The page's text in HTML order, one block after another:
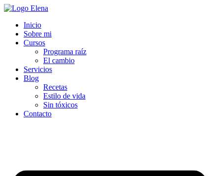
Inicio
Sobre mi
Cursos
Programa raíz
El cambio
Servicios
Blog
Recetas
Estilo de vida
Sin tóxicos
Contacto